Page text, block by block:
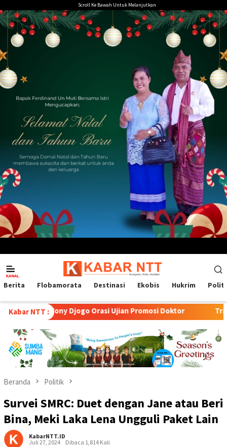
ke
konten
Scroll Ke Bawah Untuk Melanjutkan
Mobile
Berita Flobamorata Destinasi Ekobis Hukrim
Kabar NTT :
Djogo Orasi Ujian Promosi Doktor Transformasi
Beranda Politik
Survei SMRC: Duet dengan Jane atau Beri
Bina, Meki Laka Lena Ungguli Paket Lain
KabarNTT.ID
Juli 27, 2024
Dibaca 1,814 Kali